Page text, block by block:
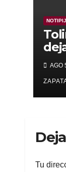
AGO
Tu